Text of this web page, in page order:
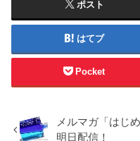
ポスト
はてブ
Pocket
メルマガ「はじ
明日配信！